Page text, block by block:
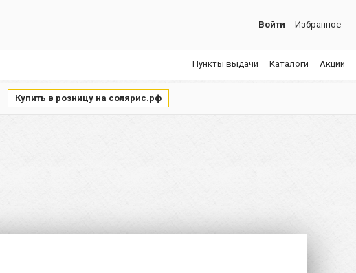
Войти Избранное
Пункты выдачи Каталоги Акции
Купить в розницу на солярис.рф